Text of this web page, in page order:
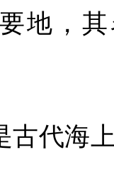
地，
古代海